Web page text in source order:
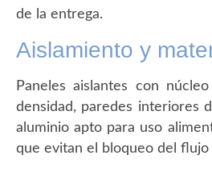
de la entrega.
Aislamiento y
Paneles aislantes con
densidad, paredes interiores
aluminio apto para uso
que evitan el bloqueo del flujo